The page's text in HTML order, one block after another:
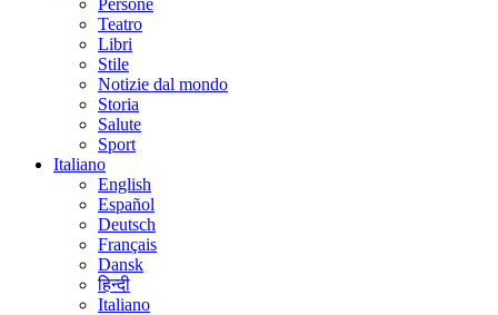
Persone
Teatro
Libri
Stile
Notizie dal mondo
Storia
Salute
Sport
Italiano
English
Español
Deutsch
Français
Dansk
हिन्दी
Italiano